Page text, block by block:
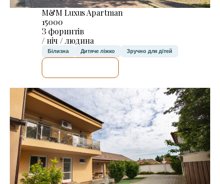
M&M Luxus Apartman
15000
З форинтів
/ ніч / людина
Білизна Дитяче ліжко Зручно для дітей